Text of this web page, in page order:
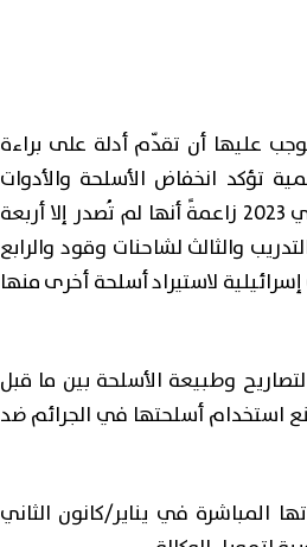
عليها أن تقدّم أدلة على براءة
تؤكد انخفاض الأسلحة والأدوات
العسكرية والأمنية المصدّرة إلى إسرائيل منذ نوفمبر/تشرين الثاني 2023 زاعمةً أنها لم تُصدر إلا أربعة
والثالث لشاحنات وقود والرابع
لاستيراد أسلحة أخرى منها
وطبيعة الأسلحة بين ما قبل
استخدام أسلحتها في الجرائم ضد
المباشرة في يناير/كانون الثاني